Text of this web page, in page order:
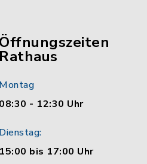
Öffnungszeiten
Rathaus
Montag
08:30 - 12:30 Uhr
Dienstag:
15:00 bis 17:00 Uhr